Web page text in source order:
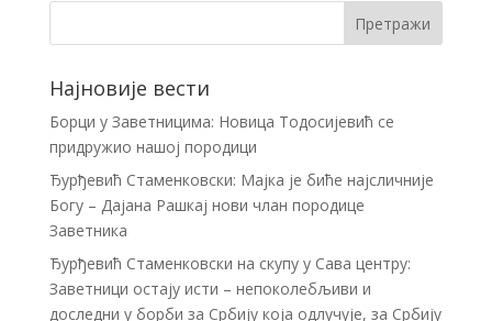
Најновије вести
Борци у Заветницима: Новица Тодосијевић се
придружио нашој породици
Ђурђевић Стаменковски: Мајка је биће најсличније
Богу – Дајана Рашкај нови члан породице
Заветника
Ђурђевић Стаменковски на скупу у Сава центру:
Заветници остају исти – непоколебљиви и
доследни у борби за Србију која одлучује, за Србију